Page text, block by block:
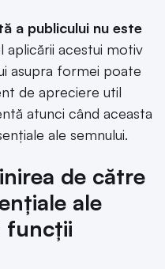
a publicului nu este
aplicării acestui motiv
asupra formei poate
de apreciere util
atunci când aceasta
ale semnului.
de către
ale
funcții